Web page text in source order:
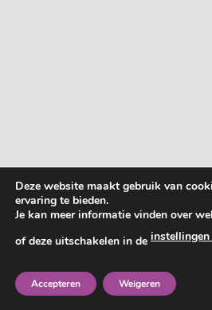
Deze website maakt gebruik van
ervaring te bieden.
Je kan meer informatie vinden over
of deze uitschakelen in de
Accepteren Weigeren